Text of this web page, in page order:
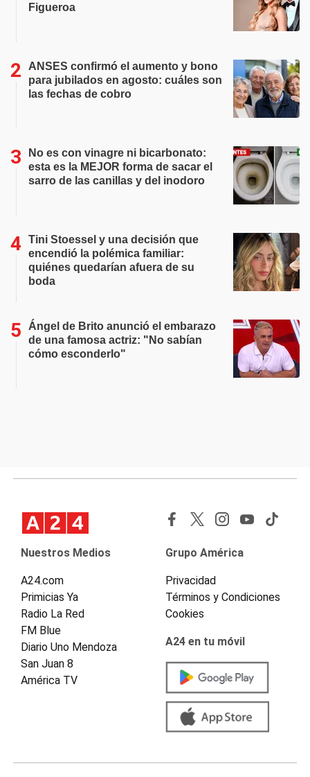
Figueroa
ANSES confirmó el aumento y bono
para jubilados en agosto: cuáles son
las fechas de cobro
No es con vinagre ni bicarbonato:
esta es la MEJOR forma de sacar el
sarro de las canillas y del inodoro
Tini Stoessel y una decisión que
encendió la polémica familiar:
quiénes quedarían afuera de su
boda
Ángel de Brito anunció el embarazo
de una famosa actriz: "No sabían
cómo esconderlo"
Nuestros Medios
A24.com
Primicias Ya
Radio La Red
FM Blue
Diario Uno Mendoza
San Juan 8
América TV
Grupo América
Privacidad
Términos y Condiciones
Cookies
A24 en tu móvil